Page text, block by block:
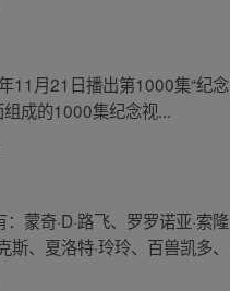
11月21日播出第1000集“纪
成的1000集纪念视...
蒙奇·D·路飞、罗罗诺亚·索
斯、夏洛特·玲玲、百兽凯多